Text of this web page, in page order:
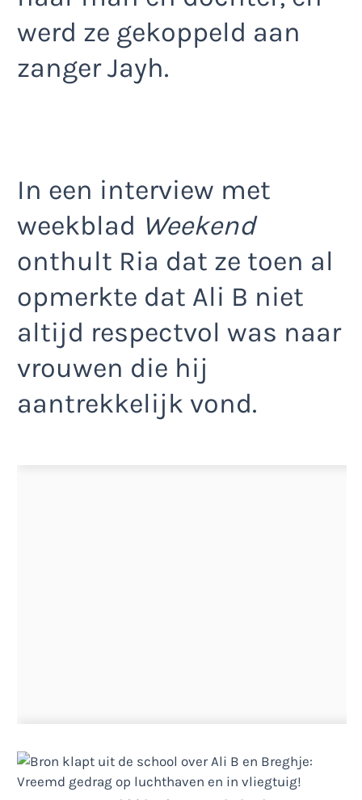
werd ze gekoppeld aan
zanger Jayh.
In een interview met
weekblad Weekend
onthult Ria dat ze toen al
opmerkte dat Ali B niet
altijd respectvol was naar
vrouwen die hij
aantrekkelijk vond.